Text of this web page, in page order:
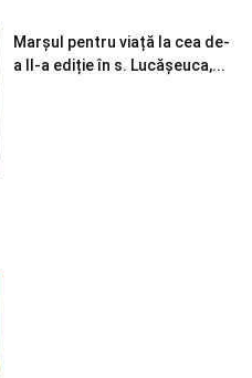
Marșul pentru viață la cea de-
a II-a ediție în s. Lucășeuca,...